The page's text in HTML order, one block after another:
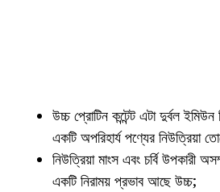
উচ্চ প্রোটিন কন্টেন্ট এটা দুর্বল
একটি অপরিহার্য পণ্যের নিউত্রিয়া
নিউত্রিয়া মাংস এবং চর্বি উপকারী
একটি নিরাময় প্রভাব আছে উচ্চ;